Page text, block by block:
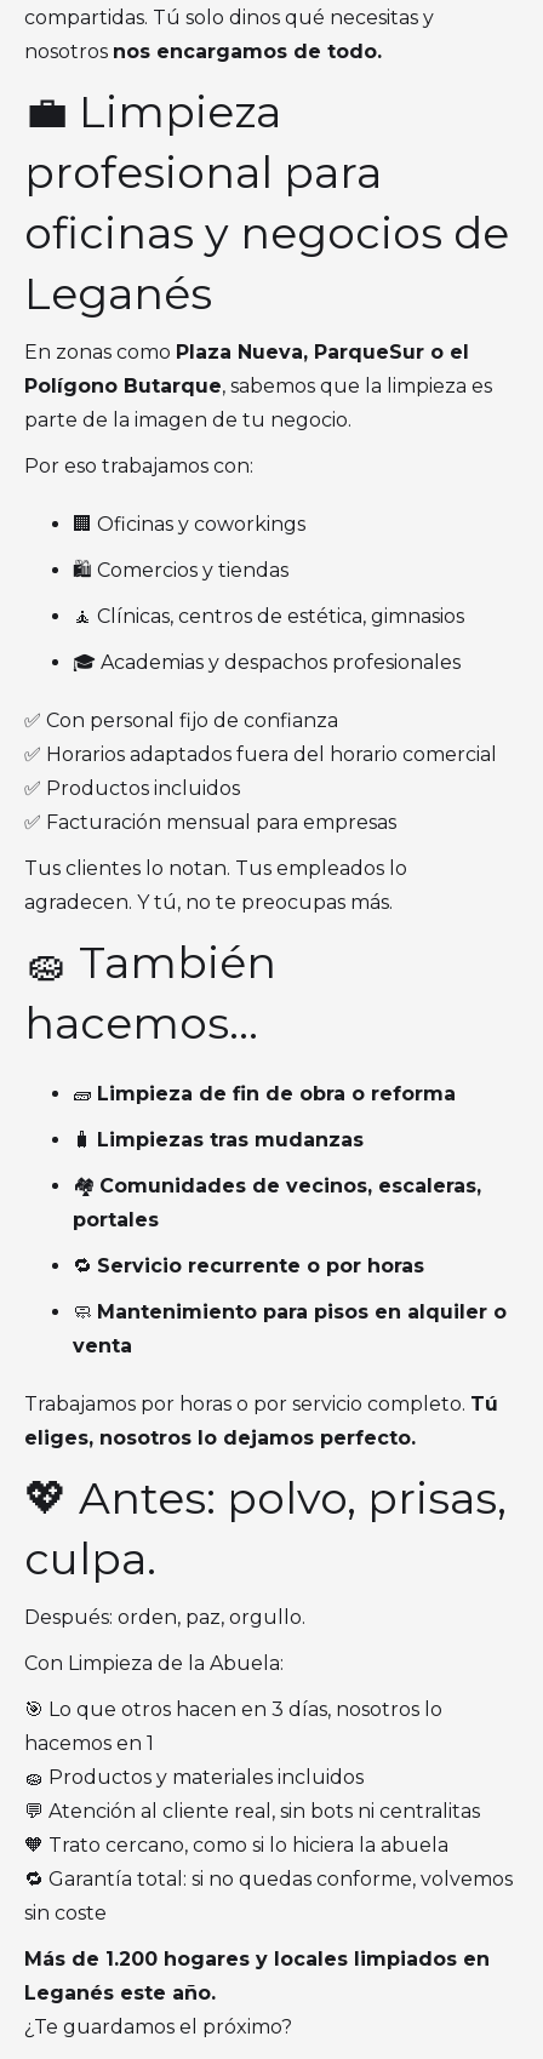
compartidas. Tú solo dinos qué necesitas y
nosotros nos encargamos de todo.
💼 Limpieza
profesional para
oficinas y negocios de
Leganés
En zonas como Plaza Nueva, ParqueSur o el
Polígono Butarque, sabemos que la limpieza es
parte de la imagen de tu negocio.
Por eso trabajamos con:
🏢 Oficinas y coworkings
🛍️ Comercios y tiendas
🧘 Clínicas, centros de estética, gimnasios
🎓 Academias y despachos profesionales
✅ Con personal fijo de confianza
✅ Horarios adaptados fuera del horario comercial
✅ Productos incluidos
✅ Facturación mensual para empresas
Tus clientes lo notan. Tus empleados lo
agradecen. Y tú, no te preocupas más.
🧽 También
hacemos…
🧱 Limpieza de fin de obra o reforma
🧳
Limpiezas tras mudanzas
🏘️ Comunidades de vecinos, escaleras,
portales
🔁 Servicio recurrente o por horas
🧼 Mantenimiento para pisos en alquiler o
venta
Trabajamos por horas o por servicio completo. Tú
eliges, nosotros lo dejamos perfecto.
💖 Antes: polvo, prisas,
culpa.
Después: orden, paz, orgullo.
Con Limpieza de la Abuela:
🎯 Lo que otros hacen en 3 días, nosotros lo
hacemos en 1
🧽 Productos y materiales incluidos
💬 Atención al cliente real, sin bots ni centralitas
🧡 Trato cercano, como si lo hiciera la abuela
🔁 Garantía total: si no quedas conforme, volvemos
sin coste
Más de 1.200 hogares y locales limpiados en
Leganés este año.
¿Te guardamos el próximo?